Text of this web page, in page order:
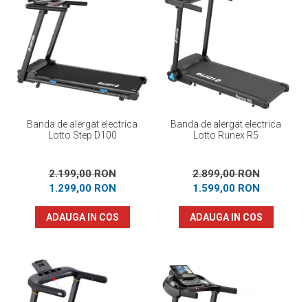
Banda de alergat electrica
Lotto Step D100
2.199,00 RON
1.299,00 RON
ADAUGA IN COS
Banda de alergat electrica
Lotto Runex R5
2.899,00 RON
1.599,00 RON
ADAUGA IN COS